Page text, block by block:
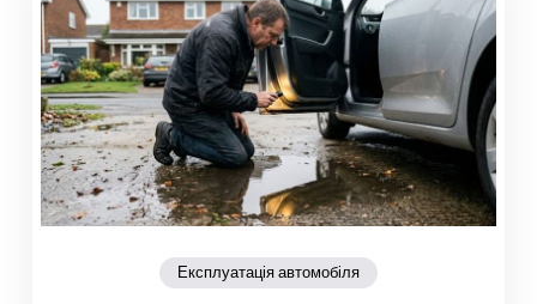
Експлуатація автомобіля